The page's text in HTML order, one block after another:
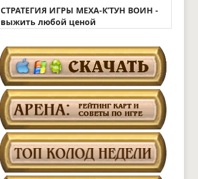
СТРАТЕГИЯ ИГРЫ МЕХА-К’ТУН ВОИН -
выжить любой ценой